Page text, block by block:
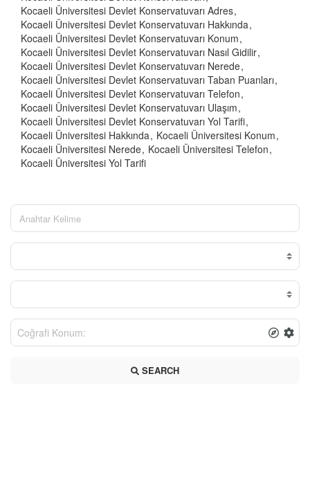
Kocaeli Üniversitesi Devlet Konservatuvarı Adres
Kocaeli Üniversitesi Devlet Konservatuvarı Hakkında
Kocaeli Üniversitesi Devlet Konservatuvarı Konum
Kocaeli Üniversitesi Devlet Konservatuvarı Nasıl Gidilir
Kocaeli Üniversitesi Devlet Konservatuvarı Nerede
Kocaeli Üniversitesi Devlet Konservatuvarı Taban Puanları
Kocaeli Üniversitesi Devlet Konservatuvarı Telefon
Kocaeli Üniversitesi Devlet Konservatuvarı Ulaşım
Kocaeli Üniversitesi Devlet Konservatuvarı Yol Tarifi
Kocaeli Üniversitesi Hakkında Kocaeli Üniversitesi Konum
Kocaeli Üniversitesi Nerede Kocaeli Üniversitesi Telefon
Kocaeli Üniversitesi Yol Tarifi
SEARCH